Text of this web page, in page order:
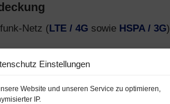
Einstellungen
Website und unseren Service zu optimieren,
IP.
Netz (LTE / 4G sowie HSPA / 3G